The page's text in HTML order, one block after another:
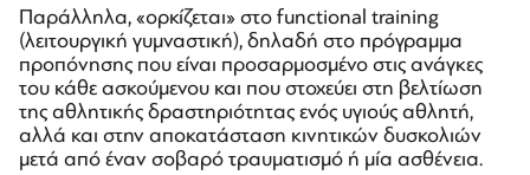
Παράλληλα, «ορκίζεται» στο functional training
(λειτουργική γυμναστική), δηλαδή στο πρόγραμμα
προπόνησης που είναι προσαρμοσμένο στις ανάγκες
του κάθε ασκούμενου και που στοχεύει στη βελτίωση
της αθλητικής δραστηριότητας ενός υγιούς αθλητή,
αλλά και στην αποκατάσταση κινητικών δυσκολιών
μετά από έναν σοβαρό τραυματισμό ή μία ασθένεια.